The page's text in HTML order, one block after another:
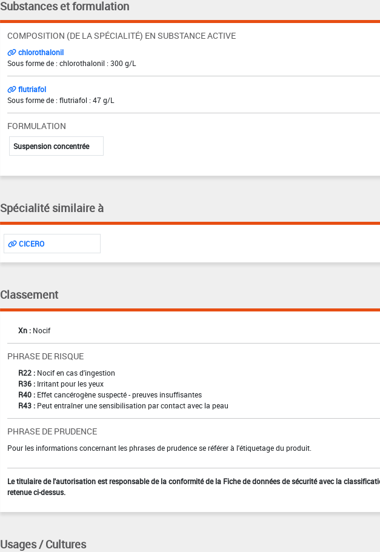
Substances et formulation
COMPOSITION (DE LA SPÉCIALITÉ) EN SUBSTANCE ACTIVE
chlorothalonil
Sous forme de : chlorothalonil : 300 g/L
flutriafol
Sous forme de : flutriafol : 47 g/L
FORMULATION
Suspension concentrée
Spécialité similaire à
CICERO
Classement
Xn : Nocif
PHRASE DE RISQUE
R22 : Nocif en cas d'ingestion
R36 : Irritant pour les yeux
R40 : Effet cancérogène suspecté - preuves insuffisantes
R43 : Peut entraîner une sensibilisation par contact avec la peau
PHRASE DE PRUDENCE
Pour les informations concernant les phrases de prudence se référer à l'étiquetage du produit.
Le titulaire de l'autorisation est responsable de la conformité de la Fiche de données de sécurité avec la
retenue ci-dessus.
Usages / Cultures